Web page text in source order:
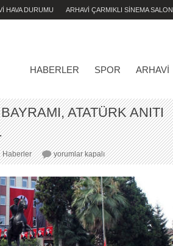
HAVA DURUMU ARHAVİ ÇARMIKLI SİNEMA
HABERLER SPOR ARHAVI
ATATÜRK ANITI
Haberler
30
AĞUSTOS
ZAFER
BAYRAMI,
ATATÜRK
ANITI
ÖNÜNDE
KUTLANDI..
yorumlar kapalı